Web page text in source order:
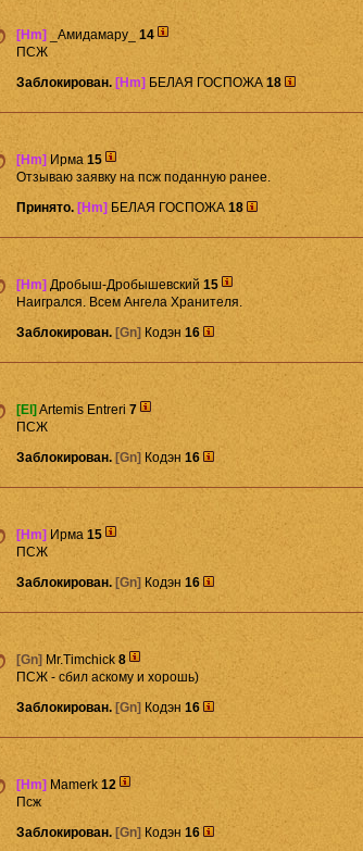
[Hm] _Амидамару_ 14
ПСЖ
Заблокирован. [Hm] БЕЛАЯ ГОСПОЖА 18
[Hm] Ирма15
Отзываю заявку на псж поданную ранее.
Принято. [Hm] БЕЛАЯ ГОСПОЖА 18
[Hm] Дробыш-Дробышевский 15
Наигрался. Всем Ангела Хранителя.
Заблокирован. [Gn] Кодэн 16
[El] Artemis Entreri 7
ПСЖ
Заблокирован. [Gn] Кодэн 16
[Hm] Ирма 15
ПСЖ
Заблокирован. [Gn] Кодэн 16
[Gn] Mr.Timchick 8
ПСЖ - сбил аскому и хорошь)
Заблокирован. [Gn] Кодэн 16
[Hm] Mamerk 12
Псж
Заблокирован. [Gn] Кодэн 16